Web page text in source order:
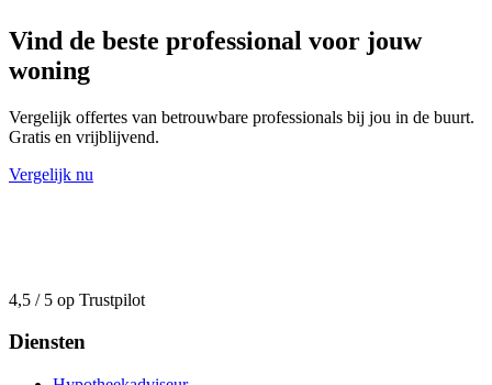
Vind de beste professional voor jouw
woning
Vergelijk offertes van betrouwbare professionals bij jou in de buurt.
Gratis en vrijblijvend.
Vergelijk nu
4,5 / 5 op Trustpilot
Diensten